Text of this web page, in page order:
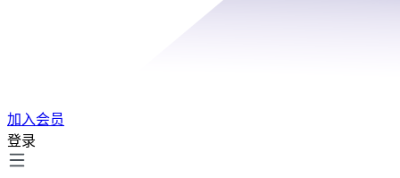
加入会员
登录